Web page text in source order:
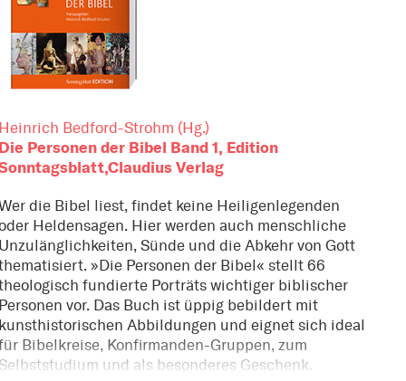
Bedford-Strohm (Hg.)
Personen der Bibel Band 1, Edition
Verlag
die Bibel liest, findet keine Heiligenlegenden
Heldensagen. Hier werden auch menschliche
Sünde und die Abkehr von Gott
»Die Personen der Bibel« stellt 66
fundierte Porträts wichtiger biblischer
vor. Das Buch ist üppig bebildert mit
Abbildungen und eignet sich ideal
Bibelkreise, Konfirmanden-Gruppen, zum
und als besonderes Geschenk.